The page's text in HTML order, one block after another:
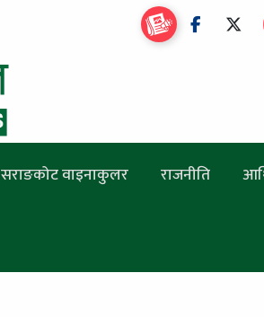
सराङकोट वाइनाकुलर राजनीति